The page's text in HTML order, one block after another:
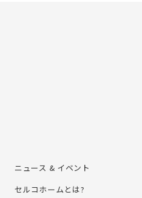
ニュース & イベント
セルコホームとは?